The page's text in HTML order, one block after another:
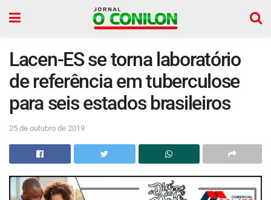
Lacen-ES se torna laboratório
de referência em tuberculose
para seis estados brasileiros
25 de outubro de 2019